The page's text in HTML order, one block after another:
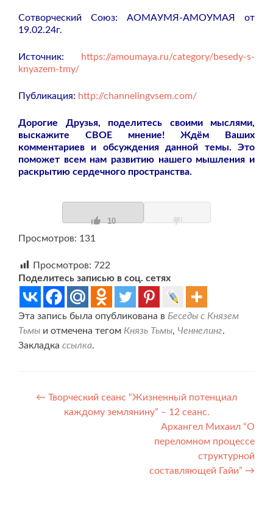
Сотворческий Союз: АОМАУМЯ-АМОУМАЯ от
19.02.24г.
Источник:
https://amoumaya.ru/category/besedy-s-
knyazem-tmy/
Публикация: http://channelingvsem.com/
Дорогие Друзья, поделитесь своими мыслями,
выскажите СВОЕ мнение! Ждём Ваших
комментариев и обсуждения данной темы. Это
поможет всем нам развитию нашего мышления и
раскрытию сердечного пространства.
10
Просмотров: 131
Просмотров: 722
Поделитесь записью в соц. сетях
Эта запись была опубликована в Беседы с Князем
Тьмы и отмечена тегом Князь Тьмы, Ченнелинг.
Закладка ссылка.
Навигация
← Творческий сеанс “Жизненный потенциал
каждому землянину” – 12 сеанс.
Архангел Михаил “О
переломном процессе
структурной
составляющей Гайи” →